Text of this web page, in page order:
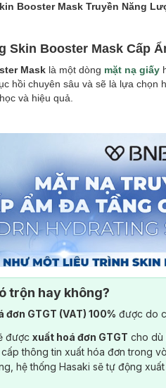
Booster Mask Truyền Năng
Skin Booster Mask Cấp
Mask là một dòng mặt nạ giấy
hồi chuyên sâu và sẽ là lựa
và hiệu quả.
trộn hay không?
đơn GTGT (VAT) 100% được do
được xuất hoá đơn GTGT cho dù
thông tin xuất hóa đơn trong
hệ thống Hasaki sẽ tự động